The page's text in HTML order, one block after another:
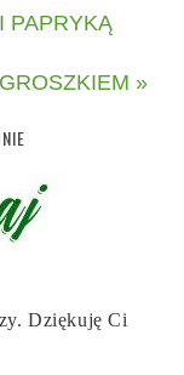
PAPRYKĄ
»
Dziękuję Ci